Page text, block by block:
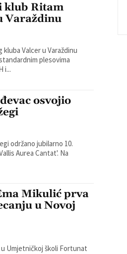
klub Ritam
Varaždinu
Valcer u Varaždinu
plesovima
i...
osvojio
održano jubilarno 10.
Aurea Cantat'. Na
Mikulić prva
u Novoj
Umjetničkoj školi Fortunat